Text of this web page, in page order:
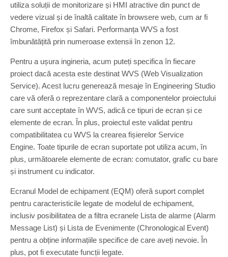
utiliza soluții de monitorizare și HMI atractive din punct de
vedere vizual și de înaltă calitate în browsere web, cum ar fi
Chrome, Firefox și Safari. Performanța WVS a fost
îmbunătățită prin numeroase extensii în zenon 12.
Pentru a ușura ingineria, acum puteți specifica în fiecare
proiect dacă acesta este destinat WVS (Web Visualization
Service). Acest lucru generează mesaje în Engineering Studio
care vă oferă o reprezentare clară a componentelor proiectului
care sunt acceptate în WVS, adică ce tipuri de ecran și ce
elemente de ecran. În plus, proiectul este validat pentru
compatibilitatea cu WVS la crearea fișierelor Service
Engine. Toate tipurile de ecran suportate pot utiliza acum, în
plus, următoarele elemente de ecran: comutator, grafic cu bare
și instrument cu indicator.
Ecranul Model de echipament (EQM) oferă suport complet
pentru caracteristicile legate de modelul de echipament,
inclusiv posibilitatea de a filtra ecranele Lista de alarme (Alarm
Message List) și Lista de Evenimente (Chronological Event)
pentru a obține informațiile specifice de care aveți nevoie. În
plus, pot fi executate funcții legate.